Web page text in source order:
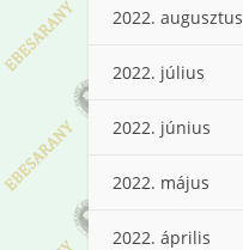
2022. augusztus
2022. július
2022. június
2022. május
2022. április